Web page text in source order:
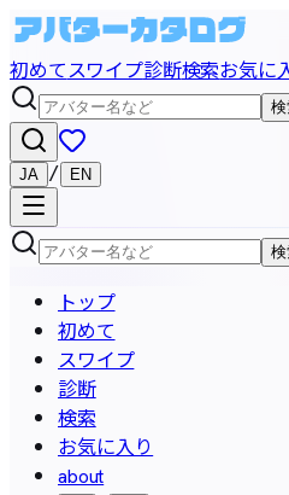
初めてスワイプ診断検索お気に
JA / EN
トップ
初めて
スワイプ
診断
検索
お気に入り
about